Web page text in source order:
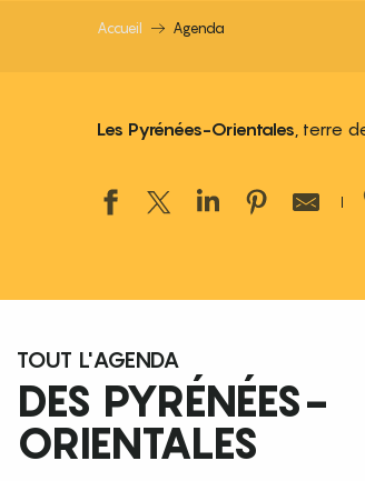
Accueil Agenda
Les Pyrénées-Orientales, terre
TOUT L'AGENDA
DES PYRÉNÉES-
ORIENTALES